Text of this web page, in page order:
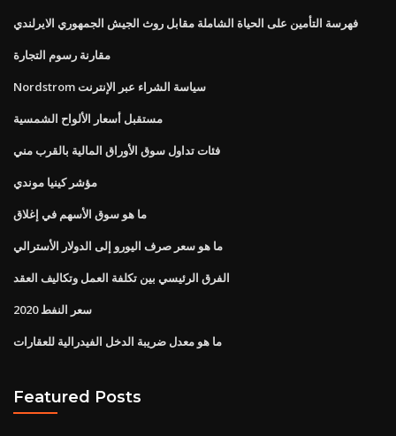
فهرسة التأمين على الحياة الشاملة مقابل روث الجيش الجمهوري الايرلندي
مقارنة رسوم التجارة
Nordstrom سياسة الشراء عبر الإنترنت
مستقبل أسعار الألواح الشمسية
فئات تداول سوق الأوراق المالية بالقرب مني
مؤشر كينيا موندي
ما هو سوق الأسهم في إغلاق
ما هو سعر صرف اليورو إلى الدولار الأسترالي
الفرق الرئيسي بين تكلفة العمل وتكاليف العقد
سعر النفط 2020
ما هو معدل ضريبة الدخل الفيدرالية للعقارات
Featured Posts